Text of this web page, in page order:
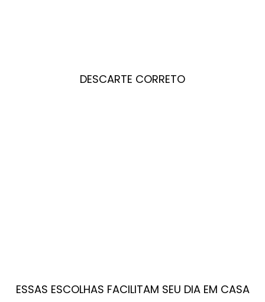
DESCARTE CORRETO
ESSAS ESCOLHAS FACILITAM SEU DIA EM CASA